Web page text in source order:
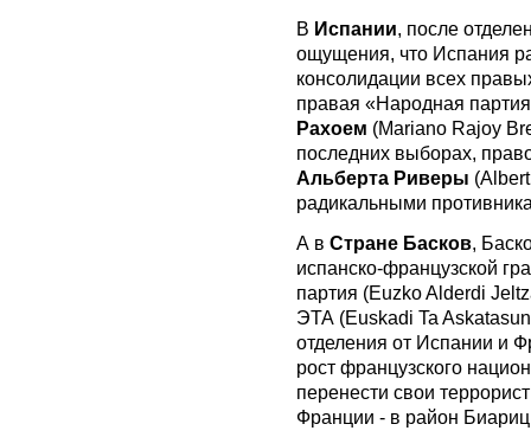
В Испании, после
ощущения, что Испания
консолидации всех
правая «Народная
Рахоем (Mariano Rajoy
последних выборах,
Альберта Риверы
радикальными
А в Стране Басков,
испанско-французской
партия (Euzko Alderdi
ЭТА (Euskadi Ta
отделения от Испании и
рост французского
перенести свои
Франции - в район